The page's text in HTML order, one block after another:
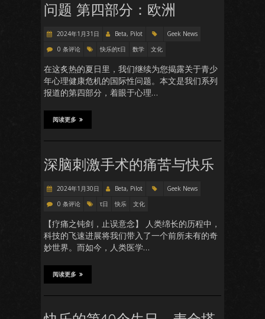
问题 第四部分：欧洲
2024年1月31日 Beta, Pilot
Geek News
0 条评论
快乐的τ日 数学 文化
在这炙热的夏日里，我们继续为您揭露关于青少
年心理健康危机的国际性问题。本文是我们系列
报道的第四部分，着眼于心理…
阅读更多
深脑刺激手术的痛苦与快乐
2024年1月30日 Beta, Pilot
Geek News
0 条评论
τ日 快乐 文化
【疗痛之钝剑，止误意念】 人类绵长的历程中，
科技的飞速进展将我们带入了一个前所未有的奇
妙世界。而如今，人类医学…
阅读更多